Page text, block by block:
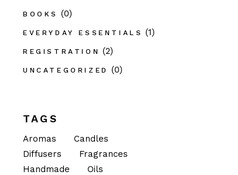
BOOKS (0)
EVERYDAY ESSENTIALS (1)
REGISTRATION (2)
UNCATEGORIZED (0)
TAGS
Aromas
Candles
Diffusers
Fragrances
Handmade
Oils